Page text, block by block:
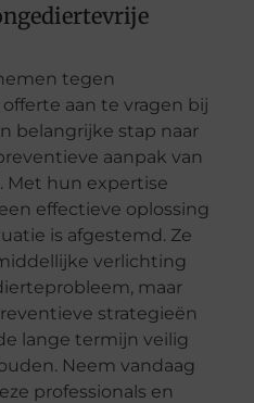
tegen
aan te vragen bij
belangrijke stap naar
aanpak van
Met hun expertise
effectieve oplossing
is afgestemd. Ze
verlichting
maar
strategieën
lange termijn veilig
Neem vandaag
professionals en